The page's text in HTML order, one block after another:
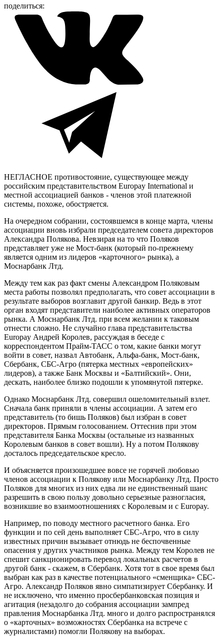
поделиться:
НЕГЛАСНОЕ противостояние, существующее между
российским представительством Europay International и
местной ассоциацией банков - членов этой платежной
системы, похоже, обостряется.
На очередном собрании, состоявшемся в конце марта, члены
ассоциации вновь избрали председателем совета директоров
Александра Полякова. Невзирая на то что Поляков
представляет уже не Мост-банк (который по-прежнему
является одним из лидеров «карточного» рынка), а
Моснарбанк Лтд.
Между тем как раз факт смены Александром Поляковым
места работы позволял предполагать, что совет ассоциации в
результате выборов возглавит другой банкир. Ведь в этот
орган входят представители наиболее активных операторов
рынка. А Моснарбанк Лтд. при всем желании к таковым
отнести сложно. Не случайно глава представительства
Europay Андрей Королев, рассуждая в беседе с
корреспондентом Прайм-ТАСС о том, какие банки могут
войти в совет, назвал Автобанк, Альфа-банк, Мост-банк,
Сбербанк, СБС-Агро (пятерка местных «европейских»
лидеров), а также Банк Москвы и «Балтийский». Они,
дескать, наиболее близко подошли к упомянутой пятерке.
Однако Моснарбанк Лтд. совершил ошеломительный взлет.
Сначала банк приняли в члены ассоциации. А затем его
представитель (то бишь Поляков) был избран в совет
директоров. Прямым голосованием. Оттеснив при этом
представителя Банка Москвы (остальные из названных
Королевым банков в совет вошли). Ну а потом Полякову
досталось председательское кресло.
И объясняется произошедшее вовсе не горячей любовью
членов ассоциации к Полякову или Моснарбанку Лтд. Просто
Поляков для многих из них едва ли не единственный шанс
разрешить в свою пользу довольно серьезные разногласия,
возникшие во взаимоотношениях с Королевым и с Europay.
Например, по поводу местного расчетного банка. Его
функции и по сей день выполняет СБС-Агро, что в силу
известных причин вызывает отнюдь не беспочвенные
опасения у других участников рынка. Между тем Королев не
спешит санкционировать перевод локальных расчетов в
другой банк - скажем, в Сбербанк. Хотя тот в свое время был
выбран как раз в качестве потенциального «сменщика» СБС-
Агро. Александр Поляков явно симпатизирует Сбербанку. И
не исключено, что именно просбербанковская позиция и
агитация (незадолго до собрания ассоциации зампред
правления Моснарбанка Лтд. много и долго распространялся
о «карточных» возможностях Сбербанка на встрече с
журналистами) помогли Полякову на выборах.